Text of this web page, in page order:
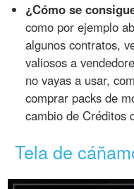
¿Cómo se
como por ejemplo
algunos contratos,
valiosos a
no vayas a usar,
comprar packs de
cambio de Créditos
Tela de